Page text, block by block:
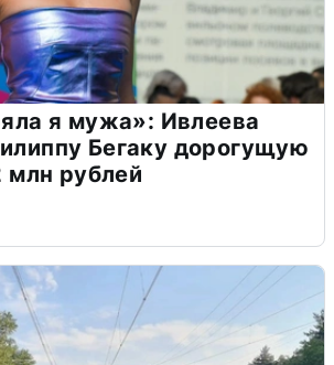
я мужа»: Ивлеева
Бегаку дорогущую
млн рублей